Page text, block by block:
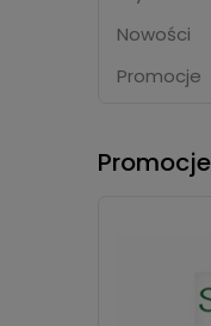
Nowości
Promocje
Promocje